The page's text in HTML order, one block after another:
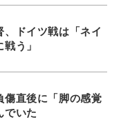
、ドイツ戦は「ネイ
う」
傷直後に「脚の感覚
でいた